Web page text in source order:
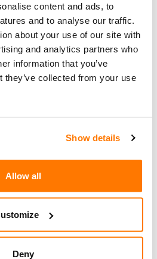
content and ads, to
and to analyse our traffic.
about your use of our site with
and analytics partners who
information that you’ve
they’ve collected from your use
Show details
Allow all
Deny
fast alle Telefonanbieter die
Services Digital Network
abgeschaltet. Deshalb
Unternehmen die
VoIP»-Telefonie. Das
den Aufbau einer
übertrage...